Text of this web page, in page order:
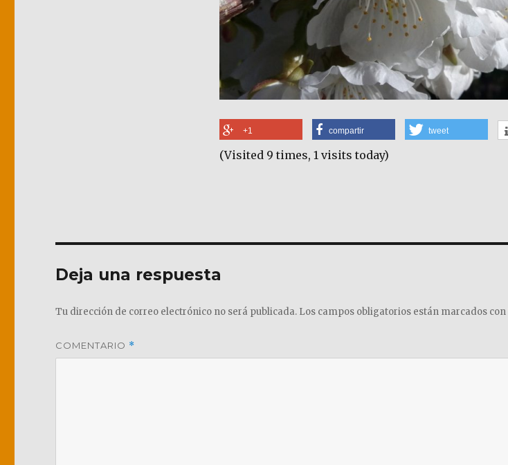
+1 compartir tweet
(Visited 9 times, 1 visits today)
Deja una respuesta
Tu dirección de correo electrónico no será publicada. Los campos obligatorios están marcados con
COMENTARIO *